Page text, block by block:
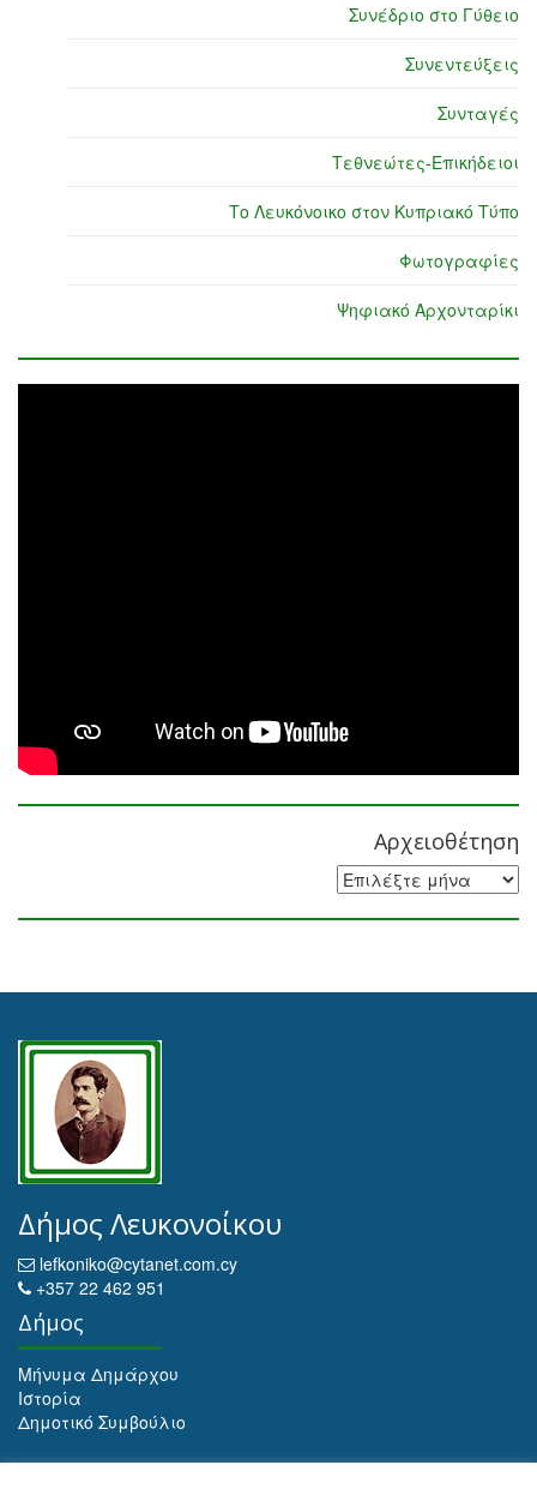
Συνέδριο στο Γύθειο
Συνεντεύξεις
Συνταγές
Τεθνεώτες-Επικήδειοι
Το Λευκόνοικο στον Κυπριακό Τύπο
Φωτογραφίες
Ψηφιακό Αρχονταρίκι
Αρχειοθέτηση
Αρχειοθέτηση
Δήμος Λευκονοίκου
lefkoniko@cytanet.com.cy
+357 22 462 951
Δήμος
Μήνυμα Δημάρχου
Ιστορία
Δημοτικό Συμβούλιο